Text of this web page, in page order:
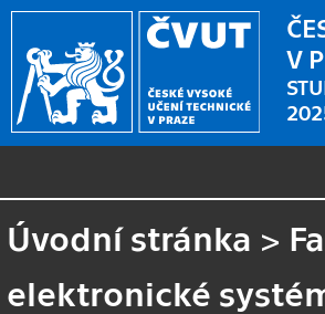
V
Úvodní stránka >
elektronické